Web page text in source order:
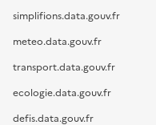
simplifions.data.gouv.fr
meteo.data.gouv.fr
transport.data.gouv.fr
ecologie.data.gouv.fr
defis.data.gouv.fr